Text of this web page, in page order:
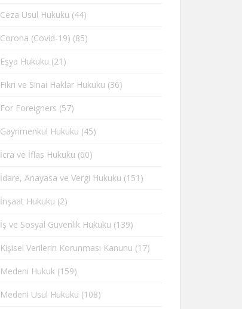
Ceza Usul Hukuku (44)
Corona (Covid-19) (85)
Eşya Hukuku (21)
Fikri ve Sinai Haklar Hukuku (36)
For Foreigners (57)
Gayrimenkul Hukuku (45)
İcra ve İflas Hukuku (60)
İdare, Anayasa ve Vergi Hukuku (151)
İnşaat Hukuku (2)
İş ve Sosyal Güvenlik Hukuku (139)
Kişisel Verilerin Korunması Kanunu (17)
Medeni Hukuk (159)
Medeni Usul Hukuku (108)